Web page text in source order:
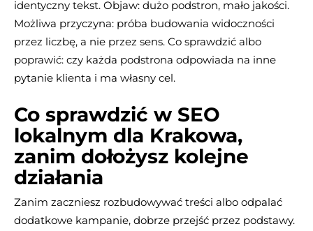
identyczny tekst. Objaw: dużo podstron, mało jakości.
Możliwa przyczyna: próba budowania widoczności
przez liczbę, a nie przez sens. Co sprawdzić albo
poprawić: czy każda podstrona odpowiada na inne
pytanie klienta i ma własny cel.
Co sprawdzić w SEO
lokalnym dla Krakowa,
zanim dołożysz kolejne
działania
Zanim zaczniesz rozbudowywać treści albo odpalać
dodatkowe kampanie, dobrze przejść przez podstawy.